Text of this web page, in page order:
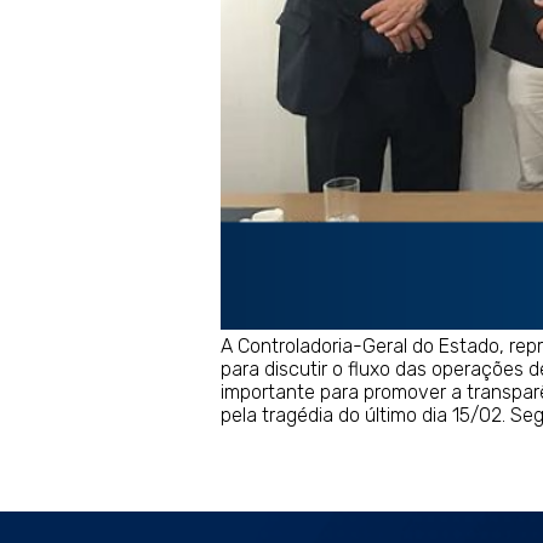
A Controladoria-Geral do Estado,
para discutir o fluxo das operações
importante para promover a
pela tragédia do último dia 15/02.